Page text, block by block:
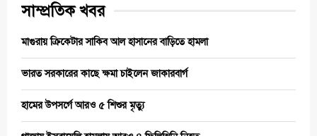
সাম্প্রতিক খবর
মাগুরায় ক্রিকেটার সাকিব আল হাসানের বাড়িতে হামলা
ভারত সরকারের কাছে ক্ষমা চাইলেন জাকারবার্গ
হামের উপসর্গে আরও ৫ শিশুর মৃত্যু